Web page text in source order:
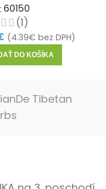
60150
(1)
(4.39€ bez DPH)
DO KOŠÍKA